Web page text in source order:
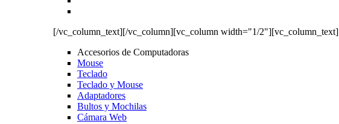
[/vc_column_text][/vc_column][vc_column width="1/2"][vc_column_text]
Accesorios de Computadoras
Mouse
Teclado
Teclado y Mouse
Adaptadores
Bultos y Mochilas
Cámara Web